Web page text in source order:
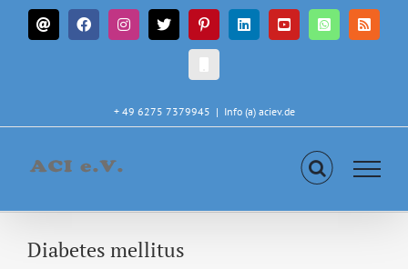
Zum
InhaltE-
Mail
FacebookInstagram
X PinterestLinkedInYouTubeWhatsApp
Rss
IN
+ 49 6275 7379945 | Info (a) aciev.de
Diabetes mellitus